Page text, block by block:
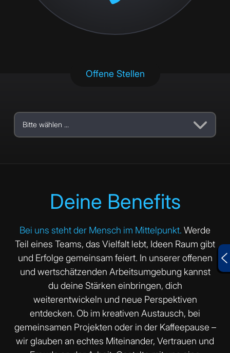
Offene Stellen
Bitte wählen ...
Deine Benefits
Bei uns steht der Mensch im Mittelpunkt. Werde
Teil eines Teams, das Vielfalt lebt, Ideen Raum gibt
und Erfolge gemeinsam feiert. In unserer offenen
und wertschätzenden Arbeitsumgebung kannst
du deine Stärken einbringen, dich
weiterentwickeln und neue Perspektiven
entdecken. Ob im kreativen Austausch, bei
gemeinsamen Projekten oder in der Kaffeepause –
wir glauben an echtes Miteinander, Vertrauen und